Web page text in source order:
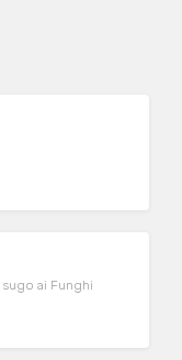
ai Funghi